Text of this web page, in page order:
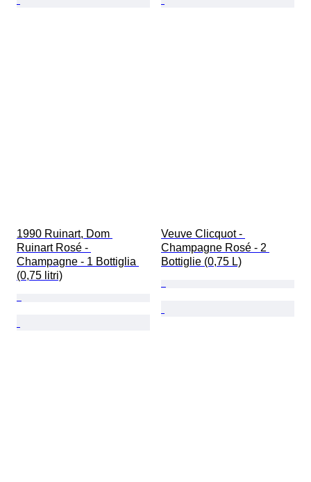
1990 Ruinart, Dom
Ruinart Rosé -
Champagne - 1 Bottiglia
(0,75 litri)
Veuve Clicquot -
Champagne Rosé - 2
Bottiglie (0,75 L)